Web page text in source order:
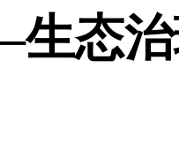
治理